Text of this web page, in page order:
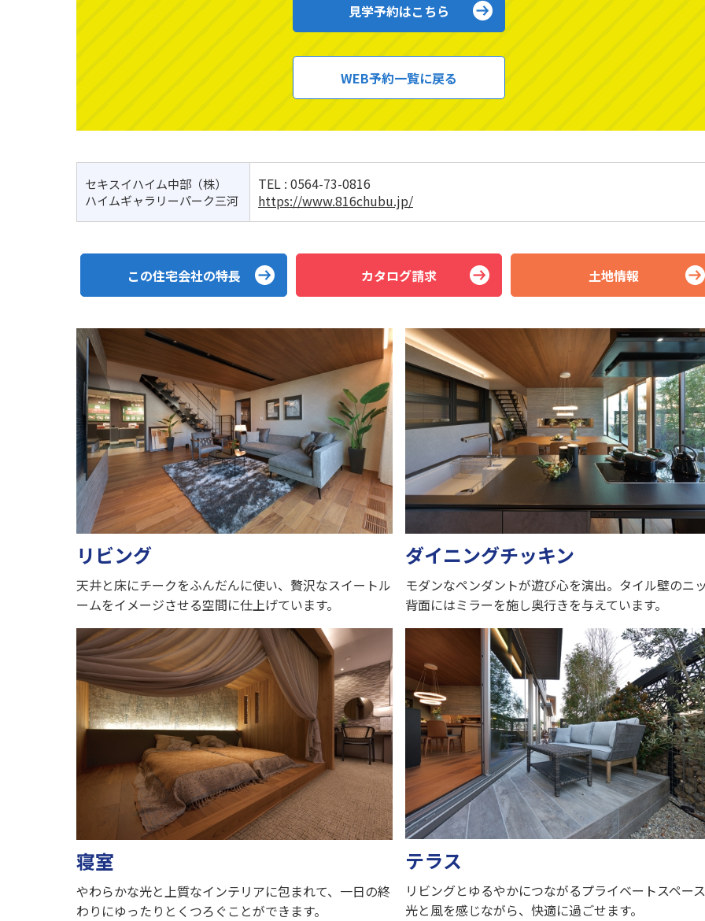
見学予約はこちら
WEB予約一覧に戻る
セキスイハイム中部（株）
ハイムギャラリーパーク三河
TEL : 0564-73-0816
https://www.816chubu.jp/
この住宅会社の特長 カタログ請求 土地情報
リビング
天井と床にチークをふんだんに使い、贅沢なスイートル
ームをイメージさせる空間に仕上げています。
ダイニングチッキン
モダンなペンダントが遊び心を演出。タイル壁のニ
背面にはミラーを施し奥行きを与えています。
寝室
やわらかな光と上質なインテリアに包まれて、一日の終
わりにゆったりとくつろぐことができます。
テラス
リビングとゆるやかにつながるプライベートスペー
光と風を感じながら、快適に過ごせます。